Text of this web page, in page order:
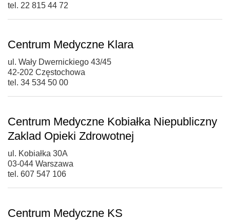
tel. 22 815 44 72
Centrum Medyczne Klara
ul. Wały Dwernickiego 43/45
42-202 Częstochowa
tel. 34 534 50 00
Centrum Medyczne Kobiałka Niepubliczny
Zaklad Opieki Zdrowotnej
ul. Kobiałka 30A
03-044 Warszawa
tel. 607 547 106
Centrum Medyczne KS